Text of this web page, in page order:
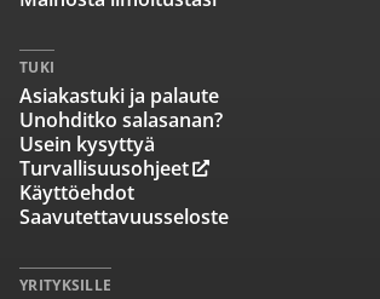
TUKI
Asiakastuki ja palaute
Unohditko salasanan?
Usein kysyttyä
Turvallisuusohjeet
Käyttöehdot
Saavutettavuusseloste
YRITYKSILLE